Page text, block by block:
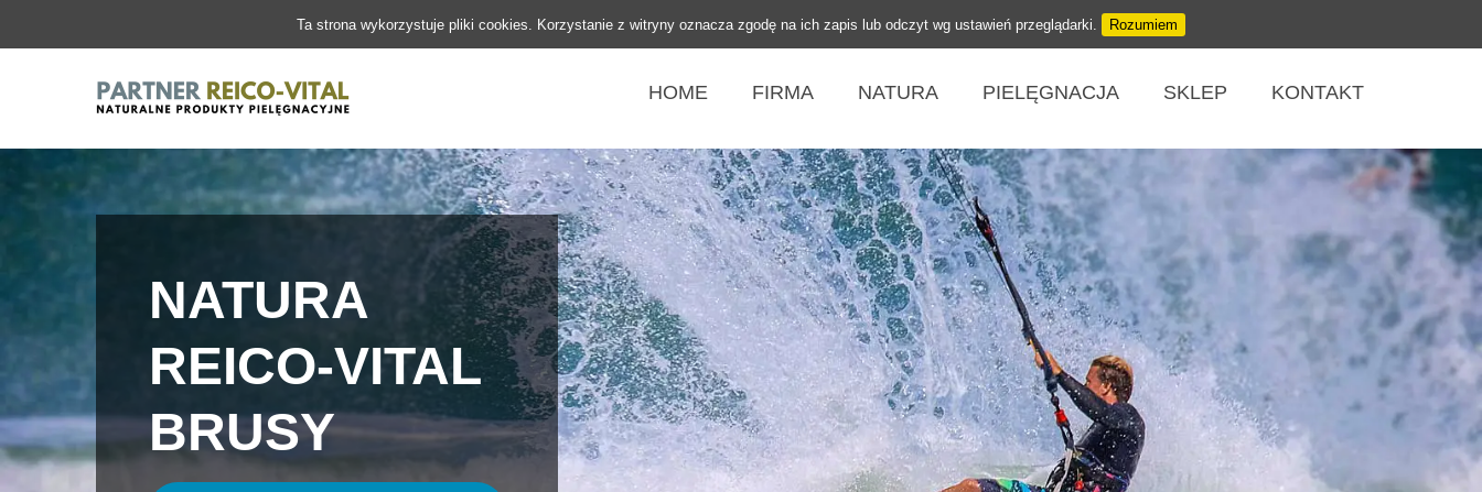
Ta strona wykorzystuje pliki cookies. Korzystanie z witryny oznacza zgodę na ich zapis lub odczyt wg ustawień przeglądarki. Rozumiem
HOME FIRMA NATURA PIELĘGNACJA SKLEP KONTAKT
NATURA
REICO-VITAL
BRUSY